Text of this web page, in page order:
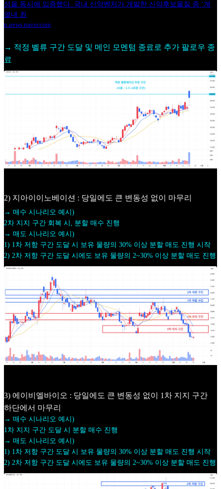
성을 동시에 입증했다. 국내 신약벤처가 개발한 신약후보물질 중 ‘계
열내 최
n.news.naver.com
→ 적정 벨류 구간 도달 및 메인 모멘텀 종료로 추가 팔로우 종
료
2) 지아이이노베이션 : 당일에도 큰 변동성 없이 마무리
→ 매수 시나리오 예시)
2차 지지 구간 회복 시, 분할 매수 진행
→ 매도 시나리오 예시)
1) 1차 저항 구간 도달 시 보유 물량의 30% 이상 분할 매도 진행 시작
2) 2차 저항 구간 도달 시에도 보유 물량의 2~30% 이상 분할 매도 진행
3) 에이비엘바이오 : 당일에도 큰 변동성 없이 1차 지지 구간
하단에서 마무리
→ 매수 시나리오 예시)
1차 지지 구간 도달 시 분할 매수 진행
→ 매도 시나리오 예시)
1) 1차 저항 구간 도달 시 보유 물량의 30% 이상 분할 매도 진행 시작
2) 2차 저항 구간 도달 시에도 보유 물량의 2~30% 이상 분할 매도 진행